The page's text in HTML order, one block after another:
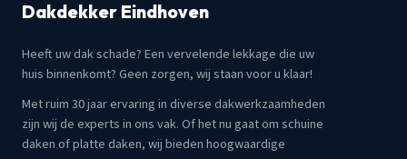
Dakdekker Eindhoven
Heeft uw dak schade? Een vervelende lekkage die uw
huis binnenkomt? Geen zorgen, wij staan voor u klaar!
Met ruim 30 jaar ervaring in diverse dakwerkzaamheden
zijn wij de experts in ons vak. Of het nu gaat om schuine
daken of platte daken, wij bieden hoogwaardige